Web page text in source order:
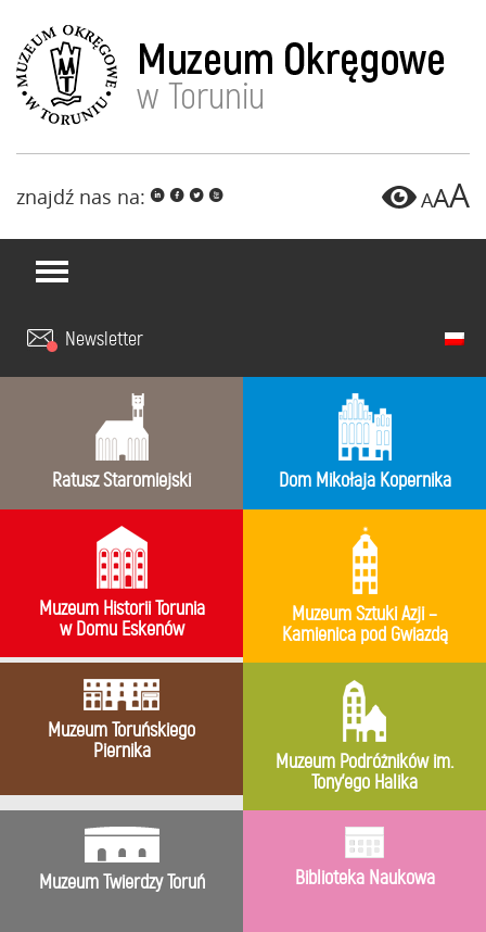
AAA
znajdź nas na: i f l x
Newsletter
Ratusz Staromiejski Dom Mikołaja Kopernika
Muzeum Historii Torunia
w Domu Eskenów
Muzeum Sztuki Azji –
Kamienica pod Gwiazdą
Muzeum Toruńskiego
Piernika
Muzeum Podróżników im.
Tony’ego Halika
Muzeum Twierdzy Toruń Biblioteka Naukowa